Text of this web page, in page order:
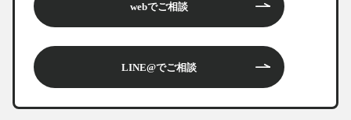
webでご相談
LINE@でご相談